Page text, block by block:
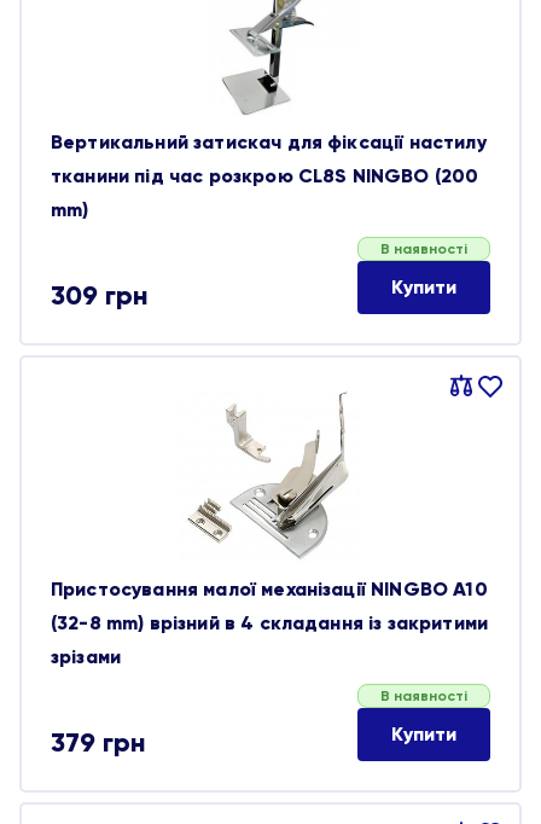
Вертикальний затискач для фіксації настилу
тканини під час розкрою CL8S NINGBO (200
mm)
309 грн
В наявності
Купити
Порівняти
В
Пристосування малої механізації NINGBO A10
(32-8 mm) врізний в 4 складання із закритими
зрізами
379 грн
В наявності
Купити